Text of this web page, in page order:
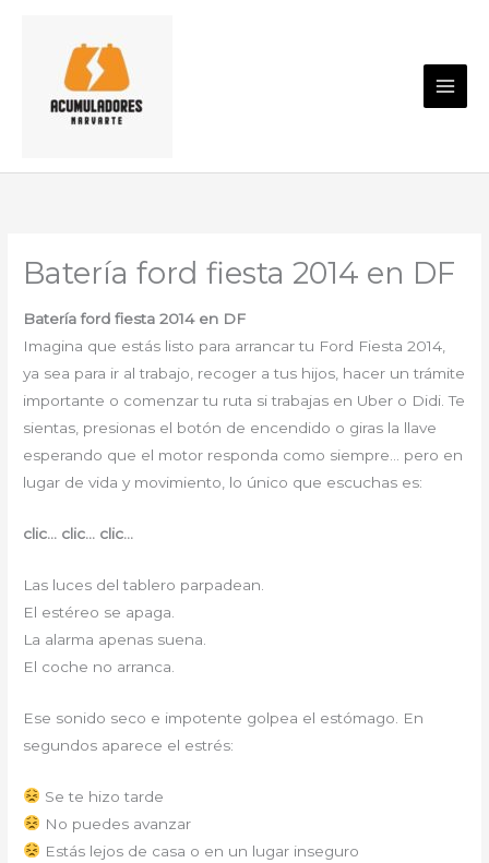
contenido
Batería ford fiesta 2014 en DF
Batería ford fiesta 2014 en DF
Imagina que estás listo para arrancar tu Ford Fiesta 2014,
ya sea para ir al trabajo, recoger a tus hijos, hacer un trámite
importante o comenzar tu ruta si trabajas en Uber o Didi. Te
sientas, presionas el botón de encendido o giras la llave
esperando que el motor responda como siempre… pero en
lugar de vida y movimiento, lo único que escuchas es:
clic… clic… clic…
Las luces del tablero parpadean.
El estéreo se apaga.
La alarma apenas suena.
El coche no arranca.
Ese sonido seco e impotente golpea el estómago. En
segundos aparece el estrés:
Se te hizo tarde
No puedes avanzar
Estás lejos de casa o en un lugar inseguro